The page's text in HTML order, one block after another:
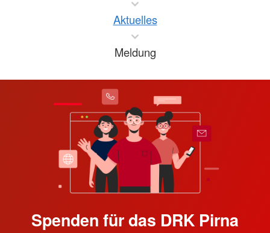
Aktuelles
Meldung
Spenden für das DRK Pirna